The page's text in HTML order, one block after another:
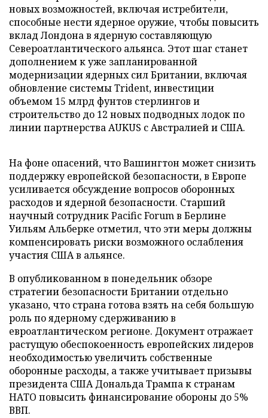
новых возможностей, включая истребители,
способные нести ядерное оружие, чтобы повысить
вклад Лондона в ядерную составляющую
Североатлантического альянса. Этот шаг станет
дополнением к уже запланированной
модернизации ядерных сил Британии, включая
обновление системы Trident, инвестиции
объемом 15 млрд фунтов стерлингов и
строительство до 12 новых подводных лодок по
линии партнерства AUKUS с Австралией и США.
На фоне опасений, что Вашингтон может снизить
поддержку европейской безопасности, в Европе
усиливается обсуждение вопросов оборонных
расходов и ядерной безопасности. Старший
научный сотрудник Pacific Forum в Берлине
Уильям Альберке отметил, что эти меры должны
компенсировать риски возможного ослабления
участия США в альянсе.
В опубликованном в понедельник обзоре
стратегии безопасности Британии отдельно
указано, что страна готова взять на себя большую
роль по ядерному сдерживанию в
евроатлантическом регионе. Документ отражает
растущую обеспокоенность европейских лидеров
необходимостью увеличить собственные
оборонные расходы, а также учитывает призывы
президента США Дональда Трампа к странам
НАТО повысить финансирование обороны до 5%
ВВП.